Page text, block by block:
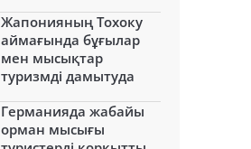
Жапонияның Тохоку
аймағында бұғылар
мен мысықтар
туризмді дамытуда
Германияда жабайы
орман мысығы